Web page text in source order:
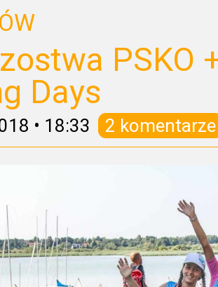
PSKO
Days
• 18:33 2 komentarze